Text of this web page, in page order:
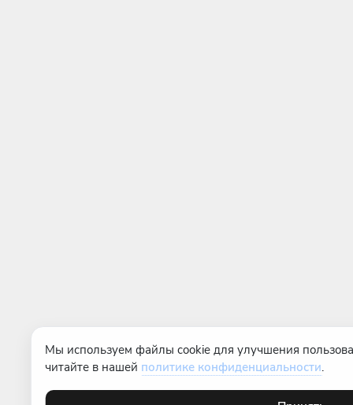
Мы используем файлы cookie для улучшения
читайте в нашей политике конфиденциальности.